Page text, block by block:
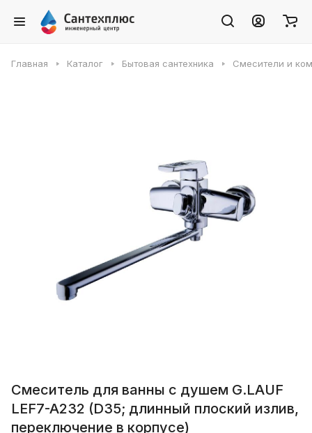
Главная Каталог Бытовая сантехника Смесители и
Смеситель для ванны с душем G.LAUF
LEF7-A232 (D35; длинный плоский излив,
переключение в корпусе)